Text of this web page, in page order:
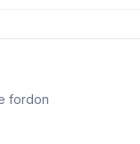
fordon